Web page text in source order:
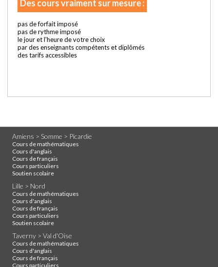
Des cours vraiment sur mesure :
pas de forfait imposé
pas de rythme imposé
le jour et l'heure de votre choix
par des enseignants compétents et diplômés
des tarifs accessibles
Amiens > Somme > Picardie
Cours de mathématiques
Cours d'anglais
Cours de français
Cours particuliers
Soutien scolaire
Lille > Nord
Cours de mathématiques
Cours d'anglais
Cours de français
Cours particuliers
Soutien scolaire
Taverny > Val d'Oise
Cours de mathématiques
Cours d'anglais
Cours de français
Cours particuliers